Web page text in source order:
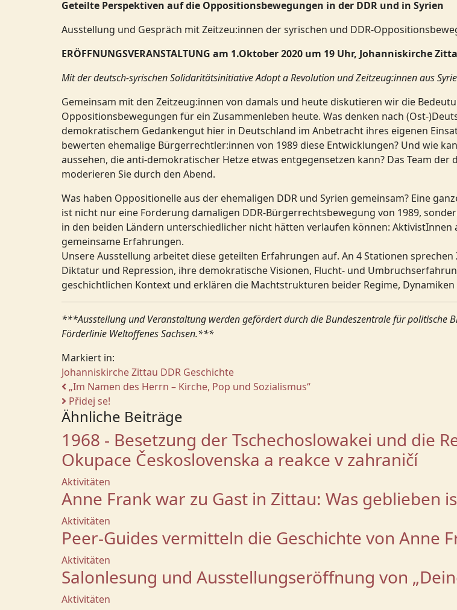
Geteilte Perspektiven auf die Oppositionsbewegungen in der DDR und in Syrien
Ausstellung und Gespräch mit Zeitzeu:innen der syrischen und DDR-
ERÖFFNUNGSVERANSTALTUNG am 1.Oktober 2020 um 19 Uhr, Johanniskirche
Mit der deutsch-syrischen Solidaritätsinitiative Adopt a Revolution und Zeitzeug:innen aus
Gemeinsam mit den Zeitzeug:innen von damals und heute diskutieren wir die
Oppositionsbewegungen für ein Zusammenleben heute. Was denken nach (Ost-
demokratischem Gedankengut hier in Deutschland im Anbetracht ihres eigenen
bewerten ehemalige Bürgerrechtler:innen von 1989 diese Entwicklungen? Und wie
aussehen, die anti-demokratischer Hetze etwas entgegensetzen kann? Das Team
moderieren Sie durch den Abend.
Was haben Oppositionelle aus der ehemaligen DDR und Syrien gemeinsam? Eine
ist nicht nur eine Forderung damaligen DDR-Bürgerrechtsbewegung von 1989,
in den beiden Ländern unterschiedlicher nicht hätten verlaufen können:
gemeinsame Erfahrungen.
Unsere Ausstellung arbeitet diese geteilten Erfahrungen auf. An 4 Stationen
Diktatur und Repression, ihre demokratische Visionen, Flucht- und
geschichtlichen Kontext und erklären die Machtstrukturen beider Regime,
***Ausstellung und Veranstaltung werden gefördert durch die Bundeszentrale für politische
Förderlinie Weltoffenes Sachsen.***
Markiert in:
Johanniskirche Zittau DDR Geschichte
„Im Namen des Herrn – Kirche, Pop und Sozialismus“
Přidej se!
Ähnliche Beiträge
1968 - Besetzung der Tschechoslowakei und die
Okupace Československa a reakce v zahraničí
Aktivitäten
Anne Frank war zu Gast in Zittau: Was geblieben
Aktivitäten
Peer-Guides vermitteln die Geschichte von Anne
Aktivitäten
Salonlesung und Ausstellungseröffnung von
Aktivitäten